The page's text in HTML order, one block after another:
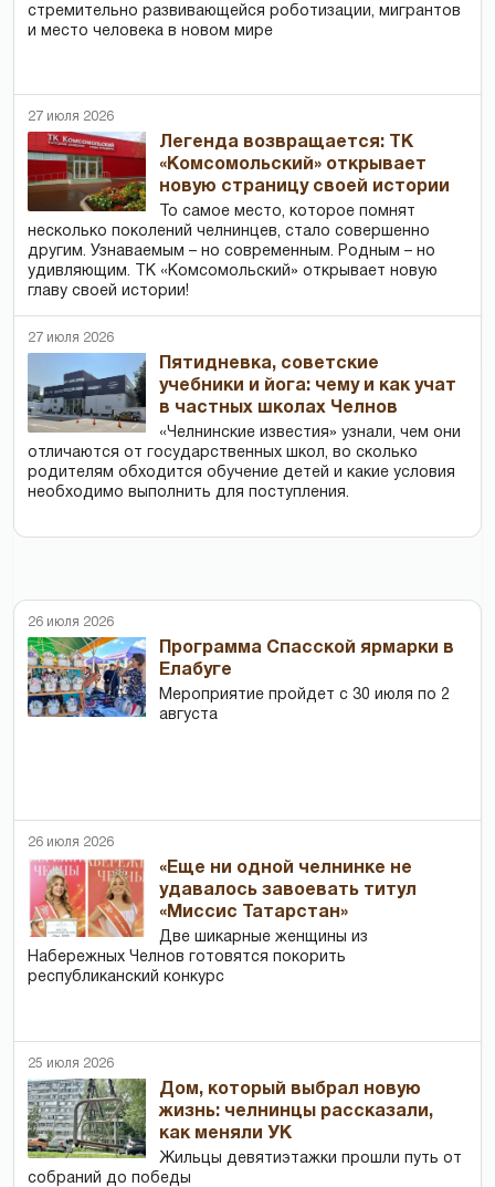
стремительно развивающейся роботизации, мигрантов
и место человека в новом мире
27 июля 2026
Легенда возвращается: ТК
«Комсомольский» открывает
новую страницу своей истории
То самое место, которое помнят
несколько поколений челнинцев, стало совершенно
другим. Узнаваемым – но современным. Родным – но
удивляющим. ТК «Комсомольский» открывает новую
главу своей истории!
27 июля 2026
Пятидневка, советские
учебники и йога: чему и как учат
в частных школах Челнов
«Челнинские известия» узнали, чем они
отличаются от государственных школ, во сколько
родителям обходится обучение детей и какие условия
необходимо выполнить для поступления.
26 июля 2026
Программа Спасской ярмарки в
Елабуге
Мероприятие пройдет с 30 июля по 2
августа
26 июля 2026
«Еще ни одной челнинке не
удавалось завоевать титул
«Миссис Татарстан»
Две шикарные женщины из
Набережных Челнов готовятся покорить
республиканский конкурс
25 июля 2026
Дом, который выбрал новую
жизнь: челнинцы рассказали,
как меняли УК
Жильцы девятиэтажки прошли путь от
собраний до победы